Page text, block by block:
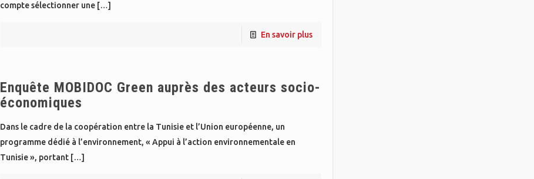
compte sélectionner une[…]
En savoir plus
Enquête MOBIDOC Green auprès des acteurs socio-
économiques
Dans le cadre de la coopération entre la Tunisie et l’Union européenne, un
programme dédié à l’environnement, « Appui à l’action environnementale en
Tunisie », portant[…]